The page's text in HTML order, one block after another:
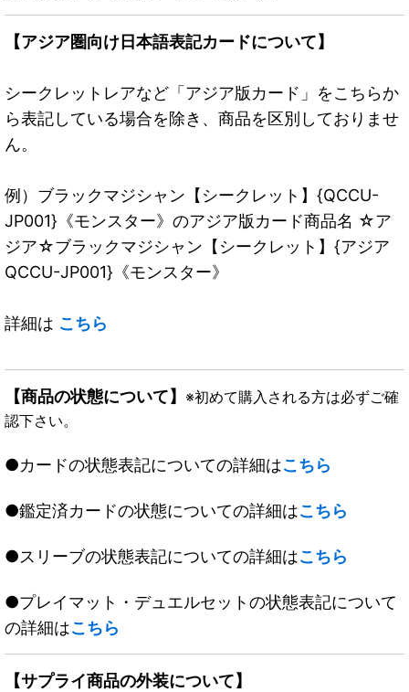
【アジア圏向け日本語表記カードについて】
シークレットレアなど「アジア版カード」をこちらか
ら表記している場合を除き、商品を区別しておりませ
ん。
例）ブラックマジシャン【シークレット】{QCCU-
JP001}《モンスター》のアジア版カード商品名 ☆ア
ジア☆ブラックマジシャン【シークレット】{アジア
QCCU-JP001}《モンスター》
詳細は こちら
【商品の状態について】 ※初めて購入される方は必ずご確
認下さい。
●カードの状態表記についての詳細はこちら
●鑑定済カードの状態についての詳細はこちら
●スリーブの状態表記についての詳細はこちら
●プレイマット・デュエルセットの状態表記について
の詳細はこちら
【サプライ商品の外装について】